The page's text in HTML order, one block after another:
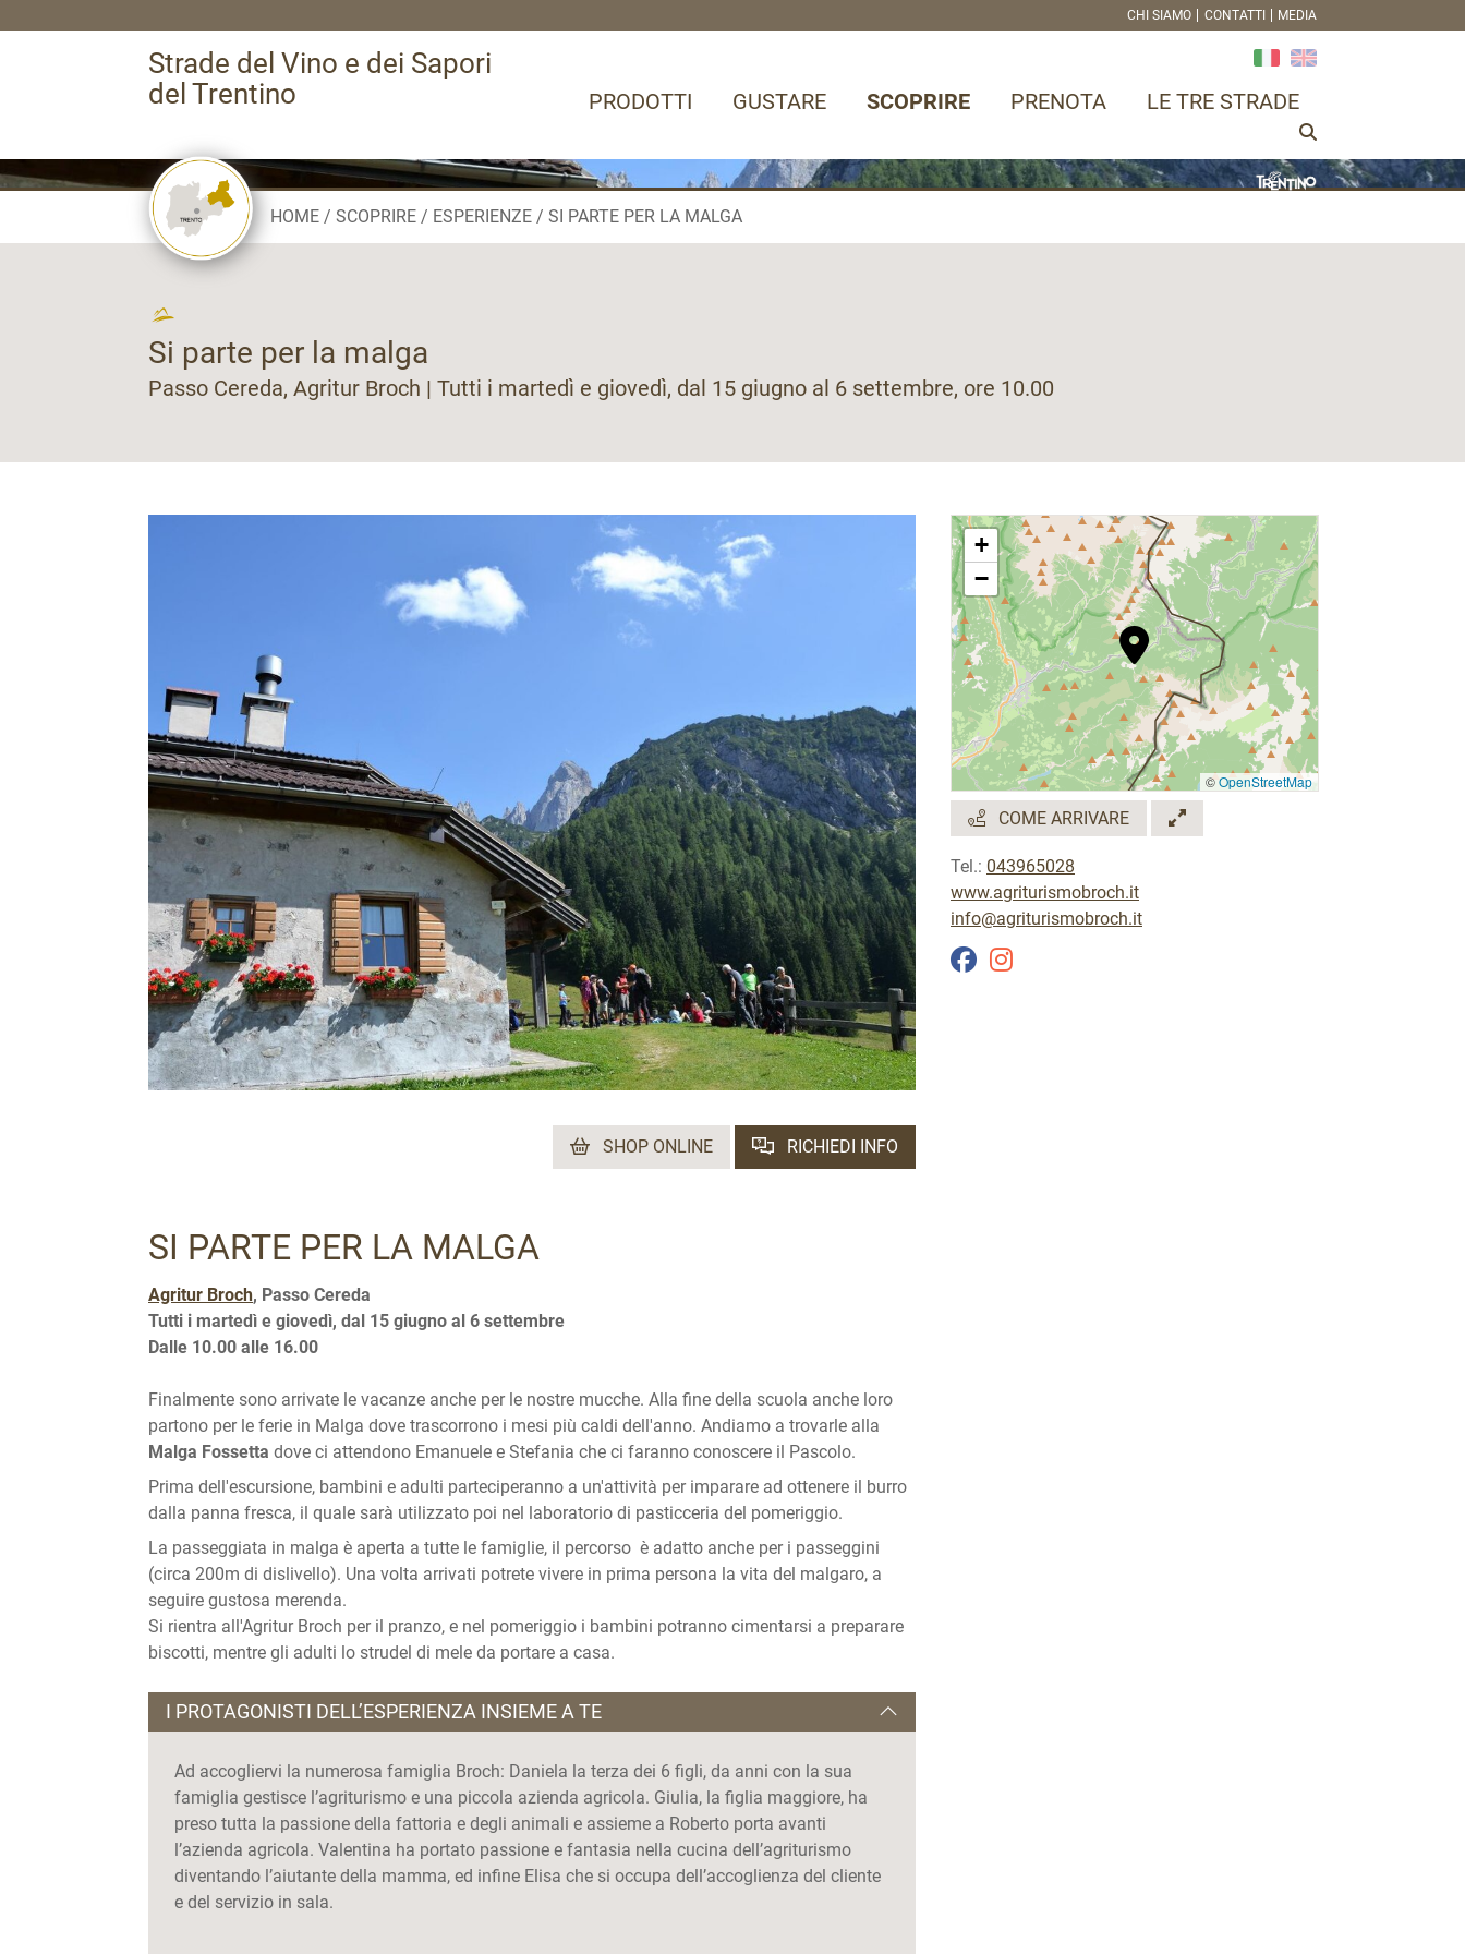
CHI SIAMO CONTATTI MEDIA
Strade del Vino e dei Sapori
del Trentino
PRODOTTI GUSTARE SCOPRIRE PRENOTA LE TRE STRADE
HOME SCOPRIRE ESPERIENZE SI PARTE PER LA MALGA
Si parte per la malga
Passo Cereda, Agritur Broch | Tutti i martedì e giovedì, dal 15 giugno al 6 settembre, ore 10.00
SHOP ONLINE RICHIEDI INFO
SI PARTE PER LA MALGA
Agritur Broch, Passo Cereda
Tutti i martedì e giovedì, dal 15 giugno al 6 settembre
Dalle 10.00 alle 16.00
Finalmente sono arrivate le vacanze anche per le nostre mucche. Alla fine della scuola anche loro
partono per le ferie in Malga dove trascorrono i mesi più caldi dell'anno. Andiamo a trovarle alla
Malga Fossetta dove ci attendono Emanuele e Stefania che ci faranno conoscere il Pascolo.
Prima dell'escursione, bambini e adulti parteciperanno a un'attività per imparare ad ottenere il burro
dalla panna fresca, il quale sarà utilizzato poi nel laboratorio di pasticceria del pomeriggio.
La passeggiata in malga è aperta a tutte le famiglie, il percorso è adatto anche per i passeggini
(circa 200m di dislivello). Una volta arrivati potrete vivere in prima persona la vita del malgaro, a
seguire gustosa merenda.
Si rientra all'Agritur Broch per il pranzo, e nel pomeriggio i bambini potranno cimentarsi a preparare
biscotti, mentre gli adulti lo strudel di mele da portare a casa.
I PROTAGONISTI DELL’ESPERIENZA INSIEME A TE
Ad accogliervi la numerosa famiglia Broch: Daniela la terza dei 6 figli, da anni con la sua
famiglia gestisce l’agriturismo e una piccola azienda agricola. Giulia, la figlia maggiore, ha
preso tutta la passione della fattoria e degli animali e assieme a Roberto porta avanti
l’azienda agricola. Valentina ha portato passione e fantasia nella cucina dell’agriturismo
diventando l’aiutante della mamma, ed infine Elisa che si occupa dell’accoglienza del cliente
e del servizio in sala.
+
−
©OpenStreetMap
COME ARRIVARE
Tel.: 043965028
www.agriturismobroch.it
info@agriturismobroch.it